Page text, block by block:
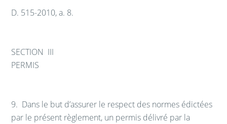
D. 515-2010, a. 8.
SECTION III
PERMIS
9. Dans le but d’assurer le respect des normes édictées
par le présent règlement, un permis délivré par la